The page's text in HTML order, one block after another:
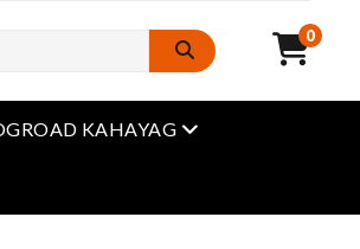
0
KAHAYAG Open Menu